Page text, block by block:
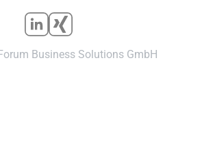
Business Solutions GmbH